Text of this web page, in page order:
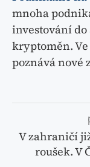
mnoha
investování
kryptoměn. Ve
poznává nové
V zahraničí
roušek. V